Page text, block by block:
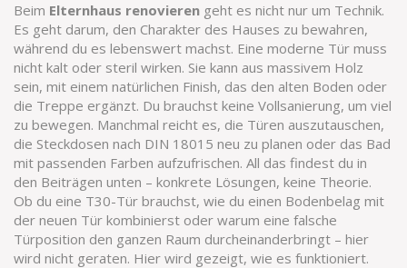
Beim Elternhaus renovieren geht es nicht nur um Technik.
Es geht darum, den Charakter des Hauses zu bewahren,
während du es lebenswert machst. Eine moderne Tür muss
nicht kalt oder steril wirken. Sie kann aus massivem Holz
sein, mit einem natürlichen Finish, das den alten Boden oder
die Treppe ergänzt. Du brauchst keine Vollsanierung, um viel
zu bewegen. Manchmal reicht es, die Türen auszutauschen,
die Steckdosen nach DIN 18015 neu zu planen oder das Bad
mit passenden Farben aufzufrischen. All das findest du in
den Beiträgen unten – konkrete Lösungen, keine Theorie.
Ob du eine T30-Tür brauchst, wie du einen Bodenbelag mit
der neuen Tür kombinierst oder warum eine falsche
Türposition den ganzen Raum durcheinanderbringt – hier
wird nicht geraten. Hier wird gezeigt, wie es funktioniert.